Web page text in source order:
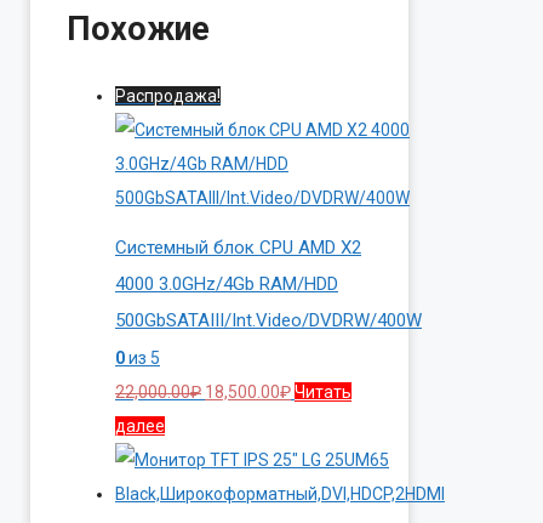
Похожие
Распродажа!
Системный блок CPU AMD X2
4000 3.0GHz/4Gb RAM/HDD
500GbSATAIII/Int.Video/DVDRW/400W
0из 5
22,000.00₽ Первоначальная
составляла
22,000.00₽.
18,500.00₽Текущая
18,500.00₽.
Читать
далее